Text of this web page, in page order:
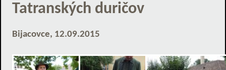
Tatranských duričov
Bijacovce, 12.09.2015